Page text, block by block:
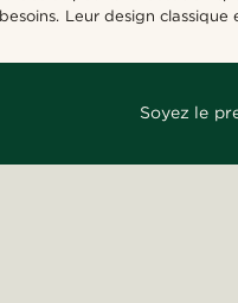
Leur design
Soyez le